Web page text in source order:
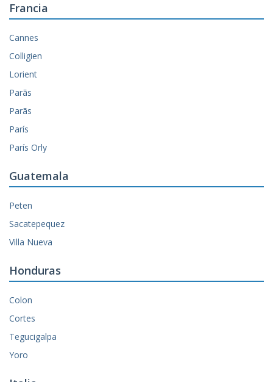
Francia
Cannes
Colligien
Lorient
Parã­s
Parã­s
París
París Orly
Guatemala
Peten
Sacatepequez
Villa Nueva
Honduras
Colon
Cortes
Tegucigalpa
Yoro